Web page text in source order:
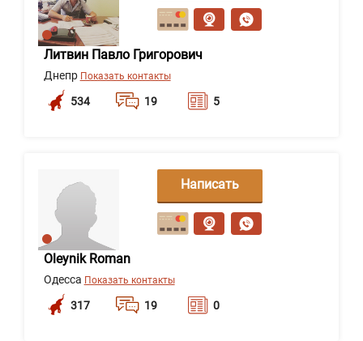
Литвин Павло Григорович
Днепр Показать контакты
534 19 5
сообщение
Oleynik Roman
Одесса Показать контакты
317 19 0
Написать
сообщение